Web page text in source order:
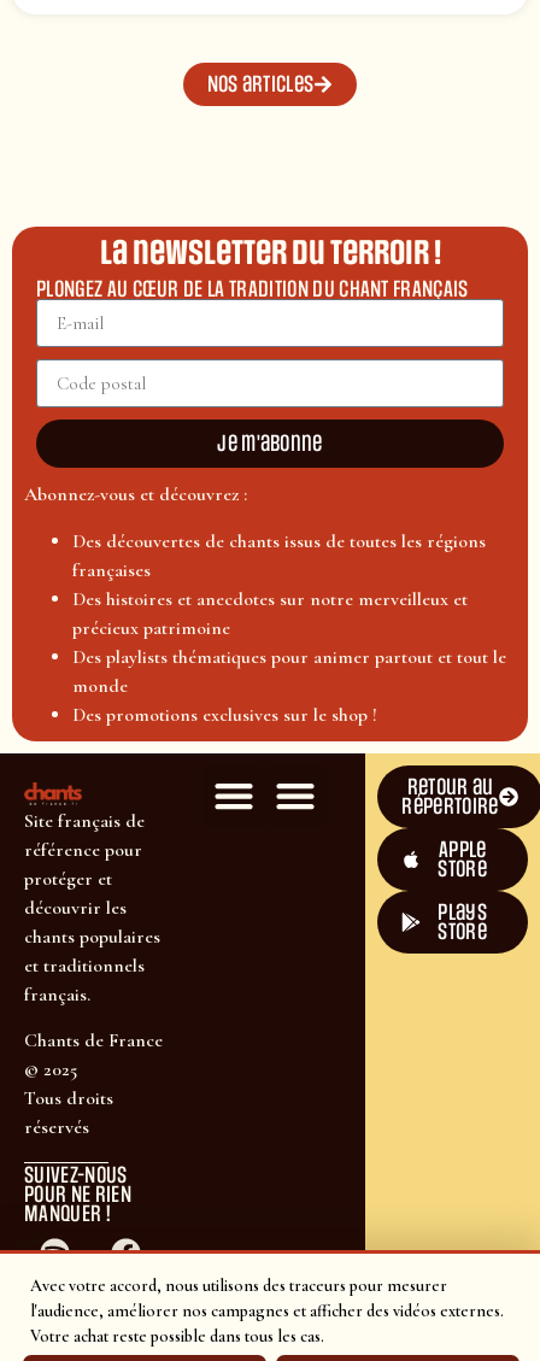
Avec votre accord, nous utilisons des traceurs pour mesurer
l'audience, améliorer nos campagnes et afficher des vidéos externes.
Votre achat reste possible dans tous les cas.
Nos articles
La newsletter du terroir !
PLONGEZ AU CŒUR DE LA TRADITION DU CHANT FRANÇAIS
Je m'abonne
Abonnez-vous et découvrez :
Des découvertes de chants issus de toutes les régions
françaises
Des histoires et anecdotes sur notre merveilleux et
précieux patrimoine
Des playlists thématiques pour animer partout et tout le
monde
Des promotions exclusives sur le shop !
Site français de
référence pour
protéger et
découvrir les
chants populaires
et traditionnels
français.
Chants de France
© 2025
Tous droits
réservés
SUIVEZ-NOUS
POUR NE RIEN
MANQUER !
Retour au
répertoire
Apple
Store
plays
store